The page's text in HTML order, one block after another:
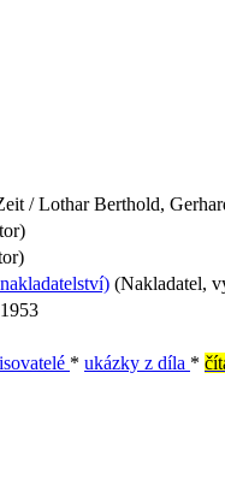
/ Lothar Berthold,
(Nakladatel,
* ukázky z díla *